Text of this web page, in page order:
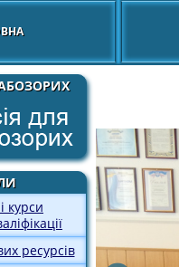
курси
ресурсів